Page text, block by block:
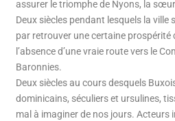
assurer le triomphe de Nyons, la
Deux siècles pendant lesquels la ville
par retrouver une certaine prospérité
l’absence d’une vraie route vers le
Baronnies.
Deux siècles au cours desquels
dominicains, séculiers et ursulines,
mal à imaginer de nos jours. Acteurs